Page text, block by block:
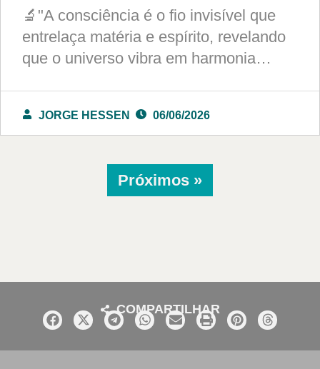
🔬"A consciência é o fio invisível que
entrelaça matéria e espírito, revelando
que o universo vibra em harmonia…
JORGE HESSEN 06/06/2026
Próximos »
COMPARTILHAR